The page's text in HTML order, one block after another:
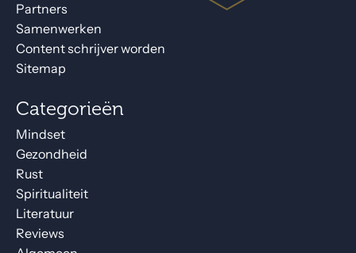
Partners
Samenwerken
Content schrijver worden
Sitemap
Categorieën
Mindset
Gezondheid
Rust
Spiritualiteit
Literatuur
Reviews